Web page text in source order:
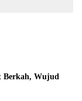
Berkah, Wujud